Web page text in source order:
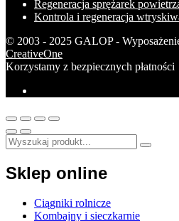
Regeneracja sprężarek
Kontrola i regeneracja
© 2003 - 2025 GALOP -
CreativeOne
Korzystamy z bezpiecznych płatności
Sklep online
Ciągniki rolnicze
Kombajny i sieczkarnie